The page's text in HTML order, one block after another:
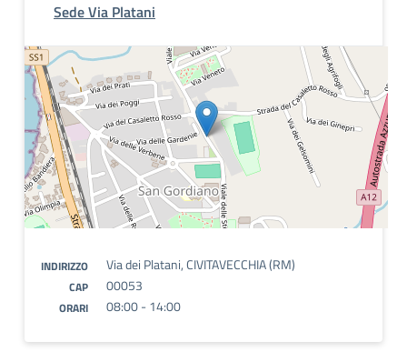
Sede Via Platani
INDIRIZZO Via dei Platani, CIVITAVECCHIA (RM)
CAP 00053
ORARI 08:00 - 14:00